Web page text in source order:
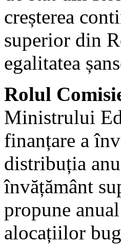
creșterea
superior din
egalitatea
Rolul
Ministrului
finanțare a
distribuția
învățământ
propune
alocațiilor